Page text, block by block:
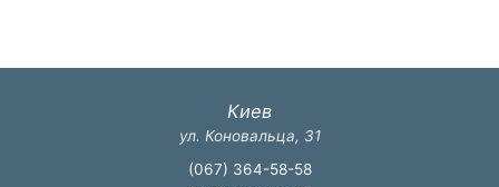
Киев
ул. Коновальца, 31
(067) 364-58-58